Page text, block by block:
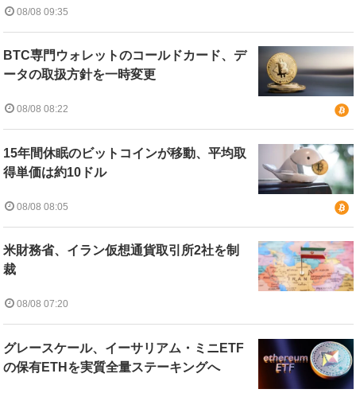
08/08 09:35
BTC専門ウォレットのコールドカード、デ
ータの取扱方針を一時変更
08/08 08:22
15年間休眠のビットコインが移動、平均取
得単価は約10ドル
08/08 08:05
米財務省、イラン仮想通貨取引所2社を制
裁
08/08 07:20
グレースケール、イーサリアム・ミニETF
の保有ETHを実質全量ステーキングへ